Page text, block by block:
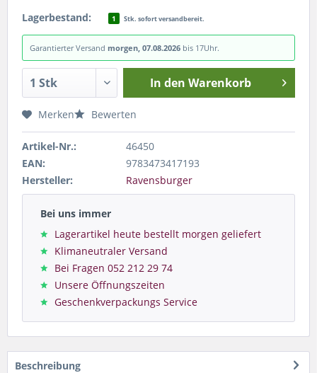
Lagerbestand: 1 Stk. sofort versandbereit.
Garantierter Versand morgen, 07.08.2026 bis 17Uhr.
In den Warenkorb
Merken Bewerten
Artikel-Nr.:
46450
EAN:
9783473417193
Hersteller:
Ravensburger
Bei uns immer
Lagerartikel heute bestellt morgen geliefert
Klimaneutraler Versand
Bei Fragen 052 212 29 74
Unsere Öffnungszeiten
Geschenkverpackungs Service
Beschreibung